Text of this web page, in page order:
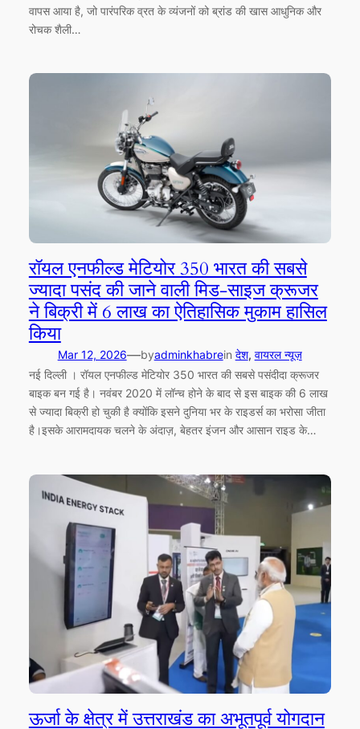
वापस आया है, जो पारंपरिक व्रत के व्यंजनों को ब्रांड की खास आधुनिक और
रोचक शैली…
रॉयल एनफील्ड मेटियोर 350 भारत की सबसे
ज्यादा पसंद की जाने वाली मिड-साइज क्रूजर
ने बिक्री में 6 लाख का ऐतिहासिक मुकाम हासिल
किया
Mar 12, 2026—byadminkhabrein देश, वायरल न्यूज़
नई दिल्ली । रॉयल एनफील्ड मेटियोर 350 भारत की सबसे पसंदीदा क्रूजर
बाइक बन गई है। नवंबर 2020 में लॉन्च होने के बाद से इस बाइक की 6 लाख
से ज्यादा बिक्री हो चुकी है क्योंकि इसने दुनिया भर के राइडर्स का भरोसा जीता
है।इसके आरामदायक चलने के अंदाज़, बेहतर इंजन और आसान राइड के…
ऊर्जा के क्षेत्र में उत्तराखंड का अभूतपूर्व योगदान